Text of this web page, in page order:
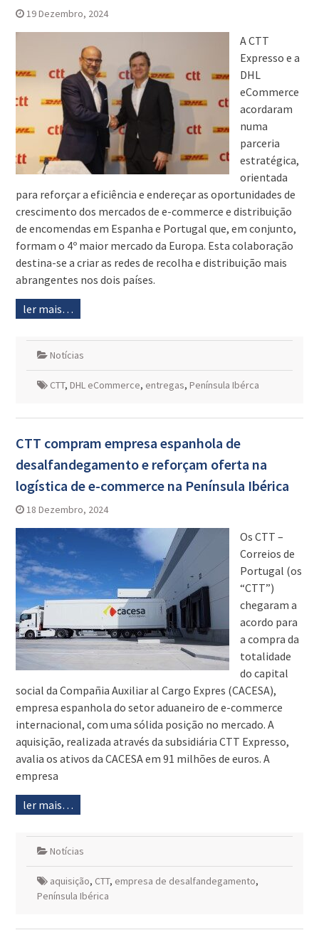
19 Dezembro, 2024
A CTT
Expresso e a
DHL
eCommerce
acordaram
numa
parceria
estratégica,
orientada
para reforçar a eficiência e endereçar as oportunidades de
crescimento dos mercados de e-commerce e distribuição
de encomendas em Espanha e Portugal que, em conjunto,
formam o 4º maior mercado da Europa. Esta colaboração
destina-se a criar as redes de recolha e distribuição mais
abrangentes nos dois países.
ler mais…
Notícias
CTT, DHL eCommerce, entregas, Península Ibérca
CTT compram empresa espanhola de
desalfandegamento e reforçam oferta na
logística de e-commerce na Península Ibérica
18 Dezembro, 2024
Os CTT –
Correios de
Portugal (os
“CTT”)
chegaram a
acordo para
a compra da
totalidade
do capital
social da Compañia Auxiliar al Cargo Expres (CACESA),
empresa espanhola do setor aduaneiro de e-commerce
internacional, com uma sólida posição no mercado. A
aquisição, realizada através da subsidiária CTT Expresso,
avalia os ativos da CACESA em 91 milhões de euros. A
empresa
ler mais…
Notícias
aquisição, CTT, empresa de desalfandegamento,
Península Ibérica